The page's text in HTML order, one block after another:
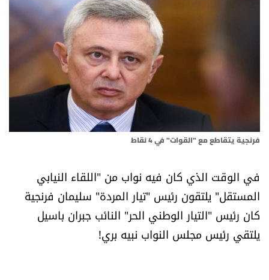
متفرقات
نداء القرّاء
خاص الموقع
تحت المجهر
آراء
فرنجية يتقاطع مع "القوات" في 4 نقاط
في الوقت الذي كان فيه نواب من "اللقاء النيابي
المستقل" يلتقون رئيس "تيار المردة" سليمان فرنجية
كان رئيس "التيار الوطني الحر" النائب جبران باسيل
يلتقي رئيس مجلس النواب نبيه بري!